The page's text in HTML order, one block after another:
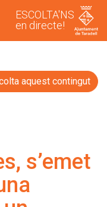
ESCOLTA'NS
en directe!
aquest contingut
s’emet